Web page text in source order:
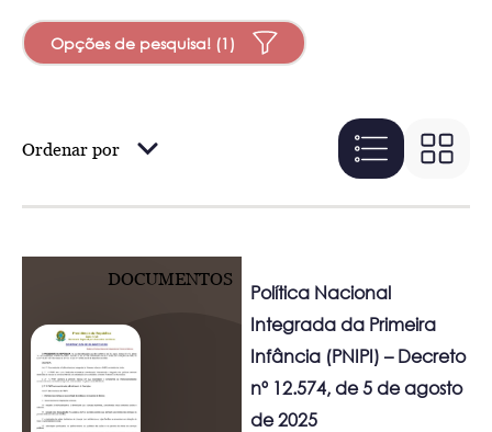
Opções de pesquisa! (1)
Ordenar por
DOCUMENTOS
Política Nacional
Integrada da Primeira
Infância (PNIPI) – Decreto
nº 12.574, de 5 de agosto
de 2025